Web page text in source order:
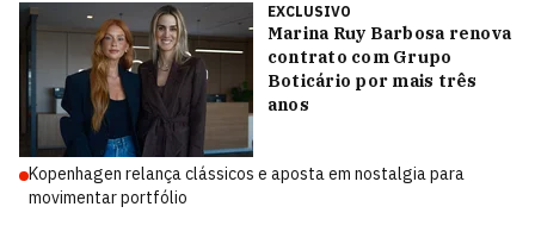
EXCLUSIVO
Marina Ruy Barbosa renova
contrato com Grupo
Boticário por mais três
anos
Kopenhagen relança clássicos e aposta em nostalgia para
movimentar portfólio